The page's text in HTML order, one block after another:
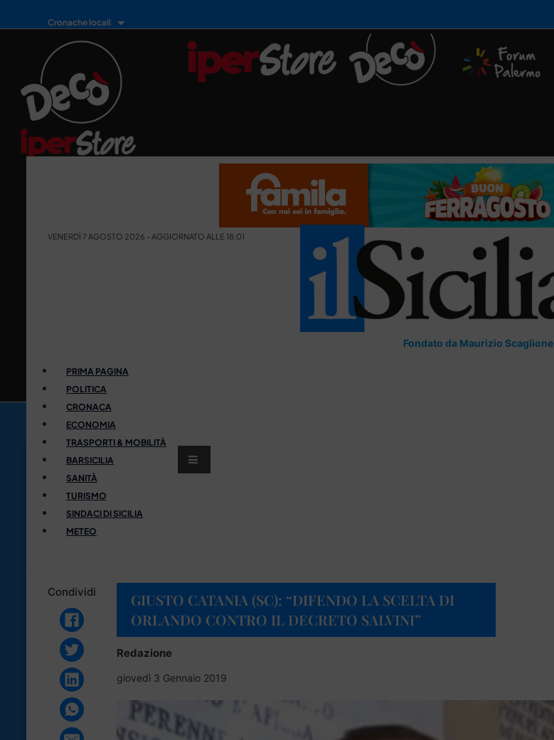
Cronache locali
VENERDÌ 7 AGOSTO 2026 - AGGIORNATO ALLE 18:01
Fondato da Maurizio Scaglione
PRIMA PAGINA
POLITICA
CRONACA
ECONOMIA
TRASPORTI & MOBILITÀ
BARSICILIA
SANITÀ
TURISMO
SINDACI DI SICILIA
METEO
Condividi
GIUSTO CATANIA (SC): “DIFENDO LA SCELTA DI
ORLANDO CONTRO IL DECRETO SALVINI”
Redazione
giovedì 3 Gennaio 2019